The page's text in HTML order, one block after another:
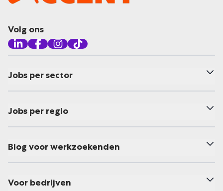
Volg ons
Jobs per sector
Jobs per regio
Blog voor werkzoekenden
Voor bedrijven